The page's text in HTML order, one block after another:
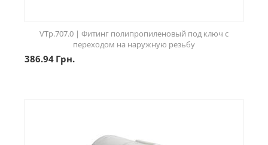
VTp.707.0 | Фитинг полипропиленовый под ключ с
переходом на наружную резьбу
386.94 Грн.